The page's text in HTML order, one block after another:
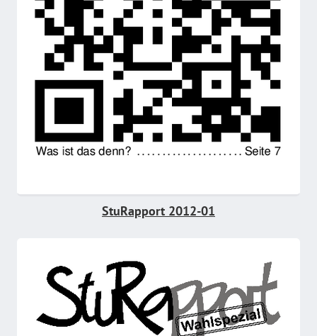
StuRapport 2012-01